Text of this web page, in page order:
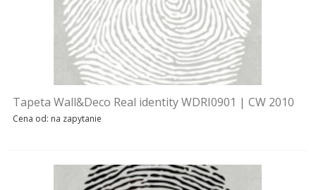
Tapeta Wall&Deco Real identity WDRI0901 | CW 2010
Cena od: na zapytanie